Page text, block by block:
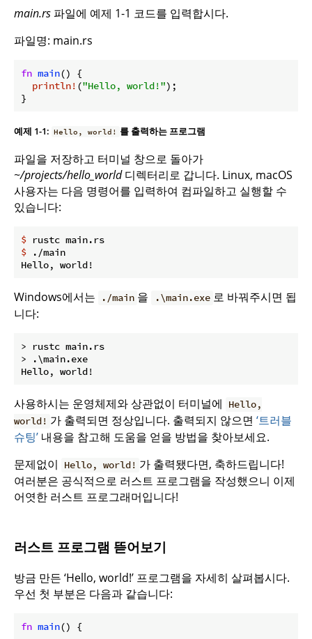
main.rs 파일에 예제 1-1 코드를 입력합시다.
파일명: main.rs
fn main() {
println! ("Hello, world!");
}
예제 1-1: Hello, world! 를 출력하는 프로그램
파일을 저장하고 터미널 창으로 돌아가
~/projects/hello_world디렉터리로 갑니다. Linux, macOS
사용자는 다음 명령어를 입력하여 컴파일하고 실행할 수
있습니다:
$ rustc main.rs
$ ./main
Windows에서는 ./main 을 .\main.exe 로 바꿔주시면 됩
니다:
> rustc main.rs
> .\main.exe
사용하시는 운영체제와 상관없이 터미널에
Hello,
world! 가 출력되면 정상입니다. 출력되지 않으면‘트러블
슈팅’ 내용을 참고해 도움을 얻을 방법을 찾아보세요.
문제없이
Hello, world! 가 출력됐다면, 축하드립니다!
여러분은 공식적으로 러스트 프로그램을 작성했으니 이제
어엿한 러스트 프로그래머입니다!
러스트 프로그램 뜯어보기
방금 만든 ‘Hello, world!’ 프로그램을 자세히 살펴봅시다.
우선 첫 부분은 다음과 같습니다:
fn main() {